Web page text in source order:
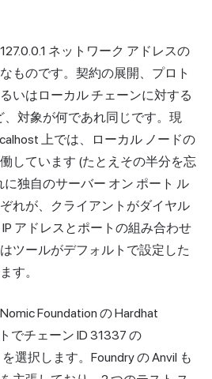
ネットワーク アドレスの
ものです。契約の展開、プロト
いはローカル チェーンに対する
、対象が何であれ同じです。現
上では、ローカル ノードの
しています (たとえその半分を忘
独自のサーバー オン ポート ル
れが、クライアントがダイヤル
アドレスとポートの組み合わせ
ツールがデフォルトで設定した
す。
Foundation の Hardhat
でチェーン ID 31337 の
選択します。Foundry の Anvil も